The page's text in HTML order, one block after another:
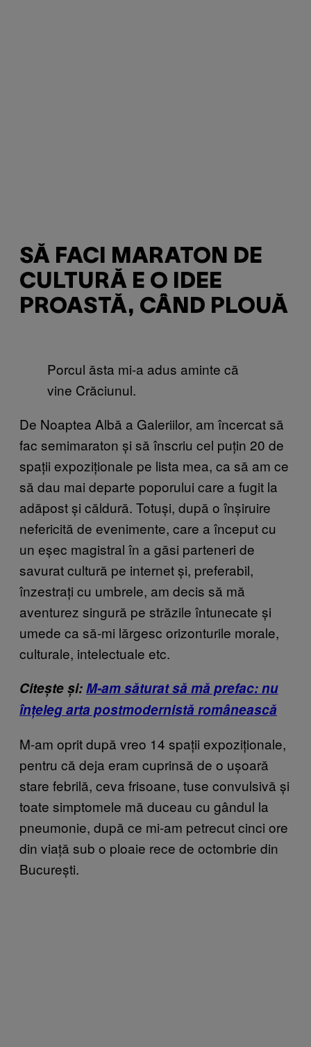
SĂ FACI MARATON DE
CULTURĂ E O IDEE
PROASTĂ, CÂND PLOUĂ
Porcul ăsta mi-a adus aminte că
vine Crăciunul.
De Noaptea Albă a Galeriilor, am încercat să
fac semimaraton și să înscriu cel puțin 20 de
spații expoziționale pe lista mea, ca să am ce
să dau mai departe poporului care a fugit la
adăpost și căldură. Totuși, după o înșiruire
nefericită de evenimente, care a început cu
un eșec magistral în a găsi parteneri de
savurat cultură pe internet și, preferabil,
înzestrați cu umbrele, am decis să mă
aventurez singură pe străzile întunecate și
umede ca să-mi lărgesc orizonturile morale,
culturale, intelectuale etc.
Citește și:M-am săturat să mă prefac: nu
înțeleg arta postmodernistă românească
M-am oprit după vreo 14 spații expoziționale,
pentru că deja eram cuprinsă de o ușoară
stare febrilă, ceva frisoane, tuse convulsivă și
toate simptomele mă duceau cu gândul la
pneumonie, după ce mi-am petrecut cinci ore
din viață sub o ploaie rece de octombrie din
București.